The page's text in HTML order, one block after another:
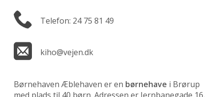
Telefon: 24 75 81 49
kiho@vejen.dk
Børnehaven Æblehaven er en børnehave i Brørup